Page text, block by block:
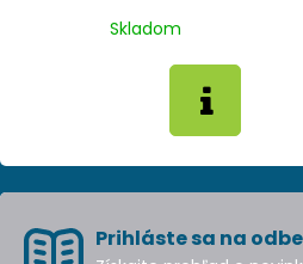
Skladom
Prihláste sa na